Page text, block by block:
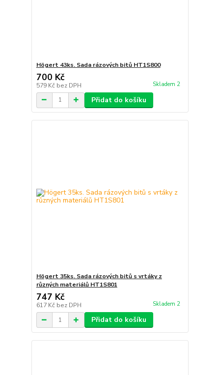
Högert 43ks. Sada rázových bitů HT1S800
700 Kč
579 Kč bez DPH Skladem 2
Přidat do košíku
Högert 35ks. Sada rázových bitů s vrtáky z
různých materiálů HT1S801
747 Kč
617 Kč bez DPH Skladem 2
Přidat do košíku